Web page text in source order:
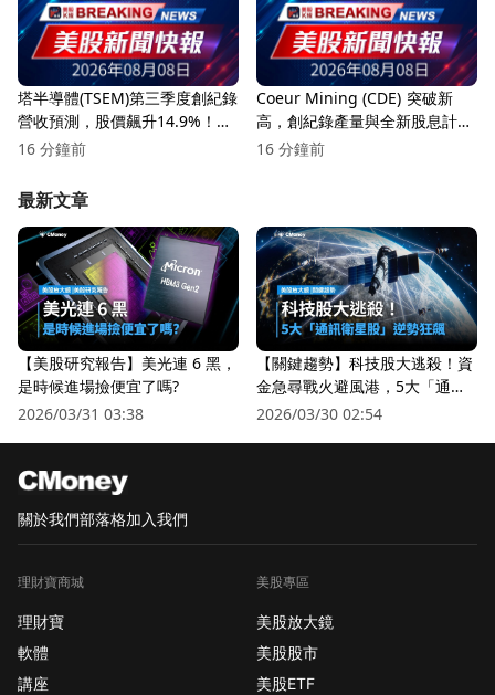
塔半導體(TSEM)第三季度創紀錄
營收預測，股價飆升14.9%！未
來展望引人期待
16 分鐘前
Coeur Mining (CDE) 突破新
高，創紀錄產量與全新股息計畫
將改變投資前景嗎？
16 分鐘前
最新文章
【美股研究報告】美光連 6 黑，
是時候進場撿便宜了嗎?
2026/03/31 03:38
【關鍵趨勢】科技股大逃殺！資
金急尋戰火避風港，5大「通訊
衛星股」逆勢狂飆
2026/03/30 02:54
關於我們部落格加入我們
理財寶商城
理財寶
軟體
講座
美股專區
美股放大鏡
美股股市
美股ETF